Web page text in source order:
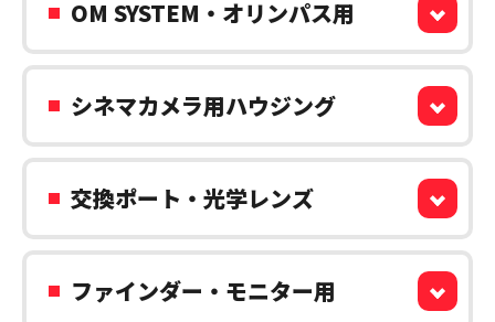
OM SYSTEM・オリンパス用
シネマカメラ用ハウジング
交換ポート・光学レンズ
ファインダー・モニター用